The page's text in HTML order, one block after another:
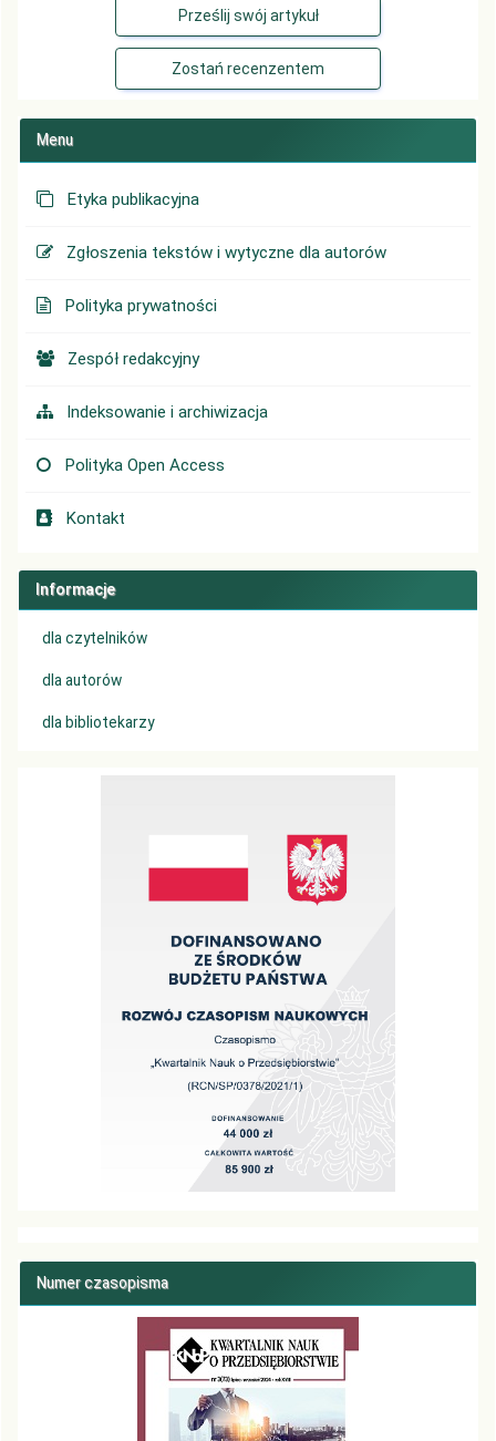
Prześlij swój artykuł
Zostań recenzentem
Menu
Etyka publikacyjna
Zgłoszenia tekstów i wytyczne dla autorów
Polityka prywatności
Zespół redakcyjny
Indeksowanie i archiwizacja
Polityka Open Access
Kontakt
Informacje
dla czytelników
dla autorów
dla bibliotekarzy
Numer czasopisma